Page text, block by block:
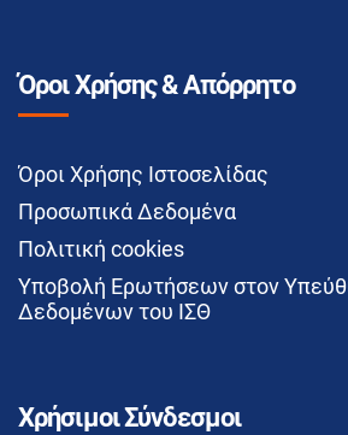
Όροι Χρήσης & Απόρρητο
Όροι Χρήσης Ιστοσελίδας
Προσωπικά Δεδομένα
Πολιτική cookies
Υποβολή Ερωτήσεων στον
Δεδομένων του ΙΣΘ
Χρήσιμοι Σύνδεσμοι